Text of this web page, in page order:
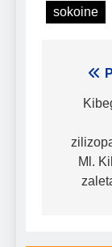
sokoine
Ml.